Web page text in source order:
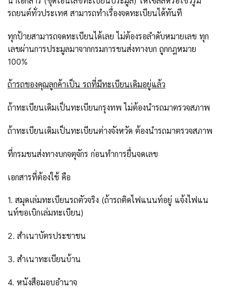
รถยนต์ทั่วประเทศ สามารถทำเรื่องจดทะเบียนได้ทันที
ทุกป้ายสามารถจดทะเบียนได้เลย ไม่ต้องรอลำดับหมายเลข ทุก
เลขผ่านการประมูลมาจากกรมการขนส่งทางบก ถูกกฎหมาย
100%
ถ้ารถของคุณลูกค้าเป็น รถที่มีทะเบียนเดิมอยู่แล้ว
ถ้าทะเบียนเดิมเป็นทะเบียนกรุงทพ ไม่ต้องนำรถมาตรวจสภาพ
ถ้าทะเบียนเดิมเป็นทะเบียนต่างจังหวัด ต้องนำรถมาตรวจสภาพ
ที่กรมขนส่งทางบกจตุจักร ก่อนทำการยื่นจดเลข
เอกสารที่ต้องใช้ คือ
1. สมุดเล่มทะเบียนรถตัวจริง (ถ้ารถติดไฟแนนท์อยู่ แจ้งไฟแน
นท์ขอเบิกเล่มทะเบียน)
2. สำเนาบัตรประชาชน
3. สำเนาทะเบียนบ้าน
4. หนังสือมอบอำนาจ